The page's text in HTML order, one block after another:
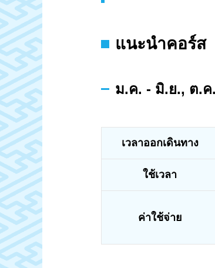
แนะนำคอร์ส
ม.ค. - มิ.ย., ต.ค
เวลาออกเดินทาง
ใช้เวลา
ค่าใช้จ่าย